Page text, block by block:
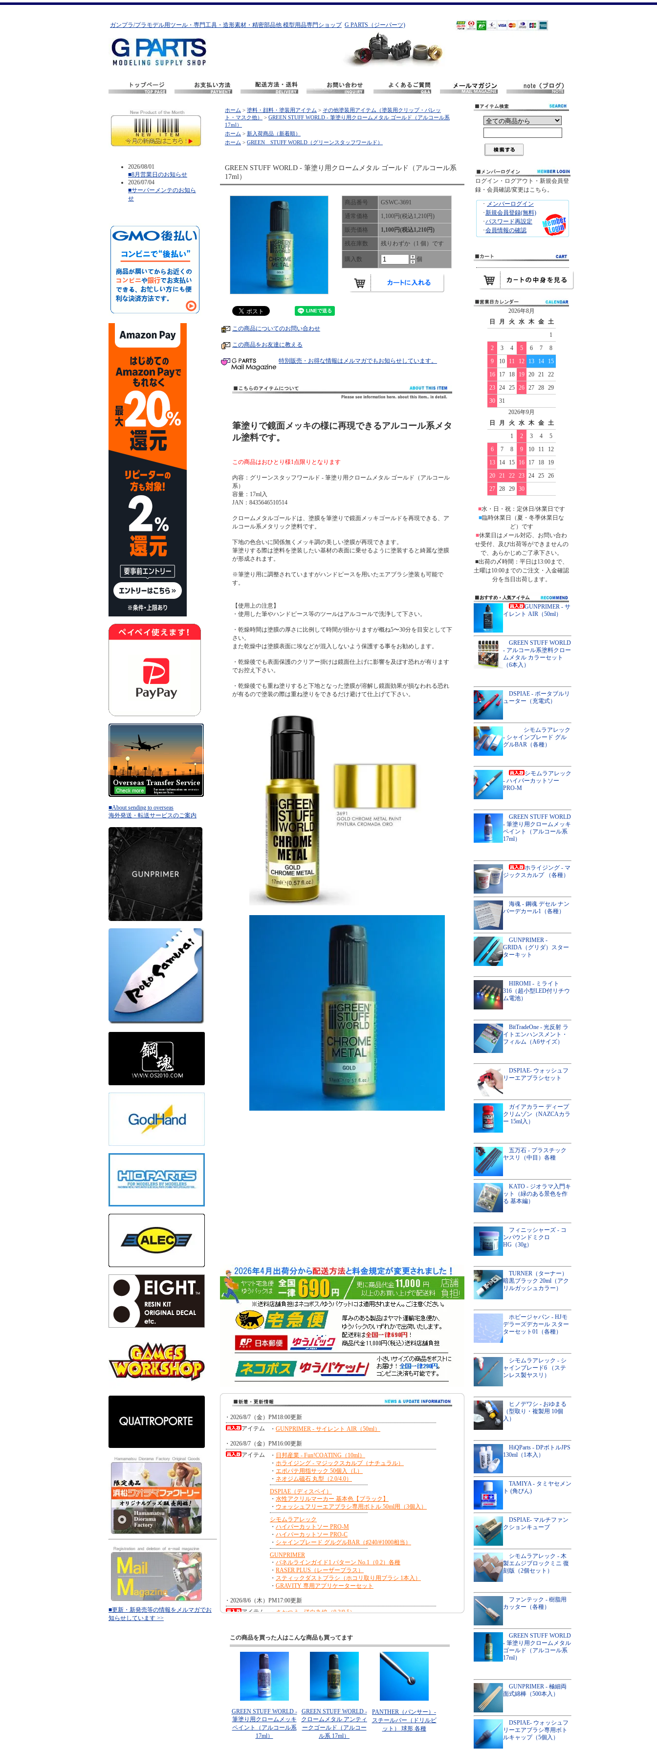
ガンプラ/プラモデル用ツール・専門工具・造形素材・精密部品他 模型用品専門ショップ G PARTS（ジーパーツ)
2026/08/01
■8月営業日のお知らせ
2026/07/04
■サーバーメンテのお知ら
せ
■About sending to overseas
海外発送・転送サービスのご案内
■更新・新発売等の情報をメルマガでお
知らせしています >>
ホーム > 塗料・顔料・塗装用アイテム > その他塗装用アイテム（塗装用クリップ・パレッ
ト・マスク他）
> GREEN STUFF WORLD - 筆塗り用クロームメタル ゴールド（アルコール系
17ml）
ホーム > 新入荷商品（新着順）
ホーム > GREEN STUFF WORLD（グリーンスタッフワールド）
GREEN STUFF WORLD - 筆塗り用クロームメタル ゴールド（アルコール系
17ml）
商品番号
GSWC-3691
通常価格
1,100円(税込1,210円)
販売価格
1,100円(税込1,210円)
残在庫数
残りわずか（1 個）です
購入数 個
この商品についてのお問い合わせ
この商品をお友達に教える
特別販売・お得な情報はメルマガでもお知らせしています。
筆塗りで鏡面メッキの様に再現できるアルコール系メタ
ル塗料です。
この商品はおひとり様1点限りとなります
内容：グリーンスタッフワールド - 筆塗り用クロームメタル ゴールド（アルコール
系）
容量：17ml入
JAN：8435646510514
クロームメタルゴールドは、塗膜を筆塗りで鏡面メッキゴールドを再現できる、ア
ルコール系メタリック塗料です。
下地の色合いに関係無くメッキ調の美しい塗膜が再現できます。
筆塗りする際は塗料を塗装したい基材の表面に乗せるように塗装すると綺麗な塗膜
が形成されます。
※筆塗り用に調整されていますがハンドピースを用いたエアブラシ塗装も可能で
す。
【使用上の注意】
・使用した筆やハンドピース等のツールはアルコールで洗浄して下さい。
・乾燥時間は塗膜の厚さに比例して時間が掛かりますが概ね5〜30分を目安として下
さい。
また乾燥中は塗膜表面に埃などが混入しないよう保護する事をお勧めします。
・乾燥後でも表面保護のクリアー掛けは鏡面仕上げに影響を及ぼす恐れが有ります
でお控え下さい。
・乾燥後でも重ね塗りすると下地となった塗膜が溶解し鏡面効果が損なわれる恐れ
が有るので塗装の際は重ね塗りをできるだけ避けて仕上げて下さい。
この商品を買った人はこんな商品も買ってます
GREEN STUFF WORLD -
筆塗り用クロームメッキ
ペイント（アルコール系
17ml）
GREEN STUFF WORLD -
クロームメタル アンティ
ークゴールド（アルコー
ル系 17ml）
PANTHER（パンサー）-
スチールバー（ドリルビ
ット） 球形 各種
ログイン・ログアウト・新規会員登
録・会員確認/変更はこちら。
･ メンバーログイン
･新規会員登録(無料)
･パスワード再設定
･会員情報の確認
2026年8月
日
月 火 水 木 金
土
1
2
3 4 5 6 7
8
9
10 11 12 13 14
15
16
17 18 19 20 21
22
23
24 25 26 27 28
29
30
31
2026年9月
日
月 火 水 木 金
土
1
2 3 4
5
6
7 8 9 10 11
12
13
14 15 16 17 18
19
20
21 22 23 24 25
26
27
28 29 30
■水・日・祝：定休日/休業日です
■臨時休業日（夏・冬季休業日な
ど）です
■休業日はメール対応、お問い合わ
せ受付、及び出荷等ができませんの
で、あらかじめご了承下さい。
■出荷の〆時間：平日は13:00まで、
土曜は10:00までのご注文・入金確認
分を当日出荷します。
GUNPRIMER - サ
イレント AIR（50ml）
GREEN STUFF WORLD
- アルコール系塗料クロー
ムメタル カラーセット
（6本入）
DSPIAE - ポータブルリ
ューター（充電式）
シモムラアレック
- シャインブレード グル
グルBAR（各種）
シモムラアレック
- ハイパーカットソー
PRO-M
GREEN STUFF WORLD
- 筆塗り用クロームメッキ
ペイント（アルコール系
17ml）
ホライジング - マ
ジックスカルプ （各種）
海魂 - 鋼魂 デセル ナン
バーデカール1（各種）
GUNPRIMER -
GRIDA（グリダ）スター
ターキット
HIROMI - ミライト
316（超小型LED付リチウ
ム電池）
BitTradeOne - 光反射 ラ
イトエンハンスメント・
フィルム（A6サイズ）
DSPIAE- ウォッシュフ
リーエアブラシセット
ガイアカラー ディープ
クリムゾン（NAZCAカラ
ー 15ml入）
五万石 - プラスチック
ヤスリ（中目）各種
KATO - ジオラマ入門キ
ット（緑のある景色を作
る 基本編）
フィニッシャーズ - コ
ンパウンドミクロ
HG（30g）
TURNER（ターナー）
暗黒ブラック 20ml（アク
リルガッシュカラー）
ホビージャパン - HJモ
デラーズデカール スター
ターセット01（各種）
シモムラアレック - シ
ャインブレード6 （ステ
ンレス製ヤスリ）
ヒノデワシ - おゆまる
（型取り・複製用 10個
入）
HiQParts - DPボトルJPS
130ml（1本入）
TAMIYA - タミヤセメン
ト (角びん)
DSPIAE- マルチファン
クションキューブ
シモムラアレック - 木
製エムジブロックミニ 復
刻版（2個セット）
ファンテック - 樹脂用
カッター（各種）
GREEN STUFF WORLD
- 筆塗り用クロームメタル
ゴールド（アルコール系
17ml）
GUNPRIMER - 極細両
面式綿棒（500本入）
DSPIAE- ウォッシュフ
リーエアブラシ専用ボト
ルキャップ（5個入）